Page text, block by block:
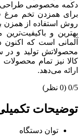
دکمه مخصوصی طراحی
برای همزدن تخم مرغ
روش استفاده از
بهترین و
آلمانی است که
محصولاتش تولید و در
کالا نیز تمام
ارائه می‌دهد.
0/5 (0 نظر)
توضیحات
توان دستگاه